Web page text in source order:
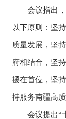
会议指出
以下原则：坚
质量发展，坚
府相结合，坚
摆在首位，坚
持服务南疆高
会议提出“